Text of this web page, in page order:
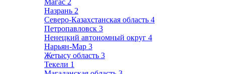
Магас 2
Назрань 2
Северо-Казахстанская область 4
Петропавловск 3
Ненецкий автономный округ 4
Нарьян-Мар 3
Жетысу область 3
Текели 1